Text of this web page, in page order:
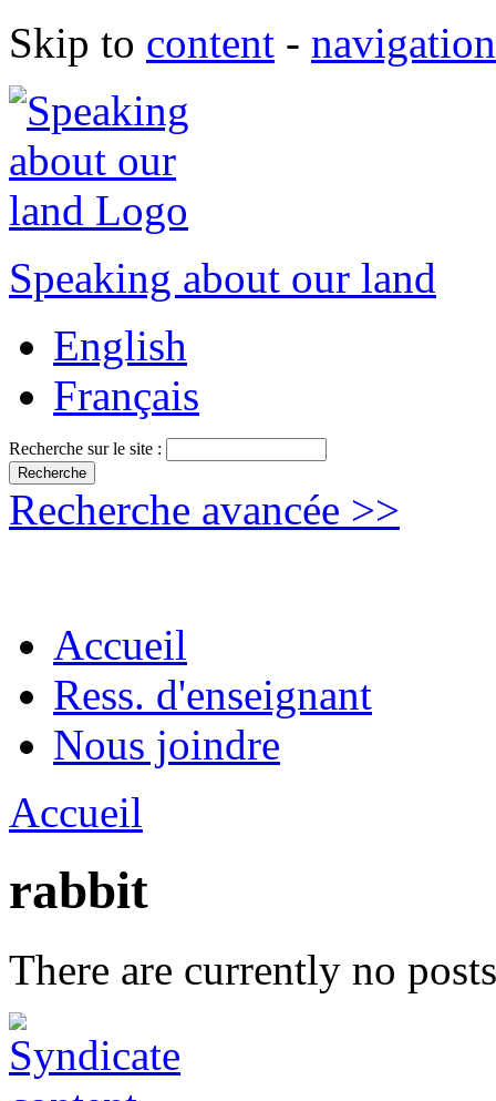
Skip to content - navigation
Speaking about our land
English
Français
Recherche sur le site :
Recherche avancée >>
Accueil
Ress. d'enseignant
Nous joindre
Accueil
rabbit
There are currently no